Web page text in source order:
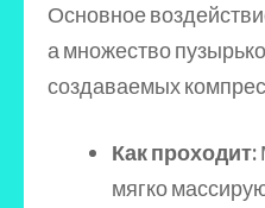
Основное
а множество
создаваемых
Как проходит:
мягко